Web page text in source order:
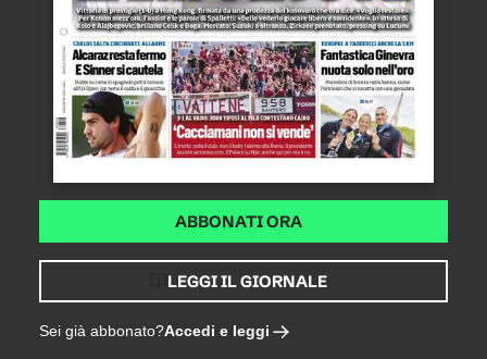
ABBONATI ORA
LEGGI IL GIORNALE
Sei già abbonato?Accedi e leggi